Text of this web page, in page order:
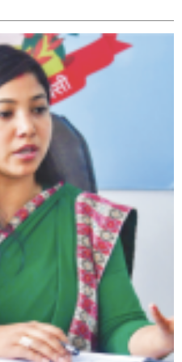
रहेको प्रहरीले भारतबाट
एक हजार ८४८ प्रहरीहरु